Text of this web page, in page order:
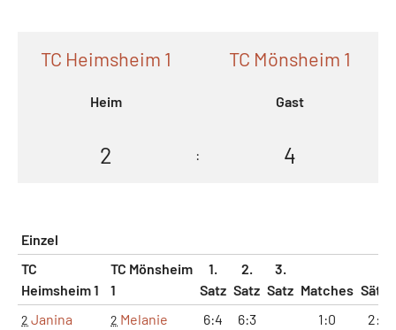
TC Heimsheim 1
Heim
TC Mönsheim 1
Gast
2 : 4
Einzel
TC
Heimsheim 1
TC Mönsheim
1
1.
Satz
2.
Satz
3.
Satz Matches Sätze
2 Janina
2 Melanie
6:4 6:3 1:0 2:0